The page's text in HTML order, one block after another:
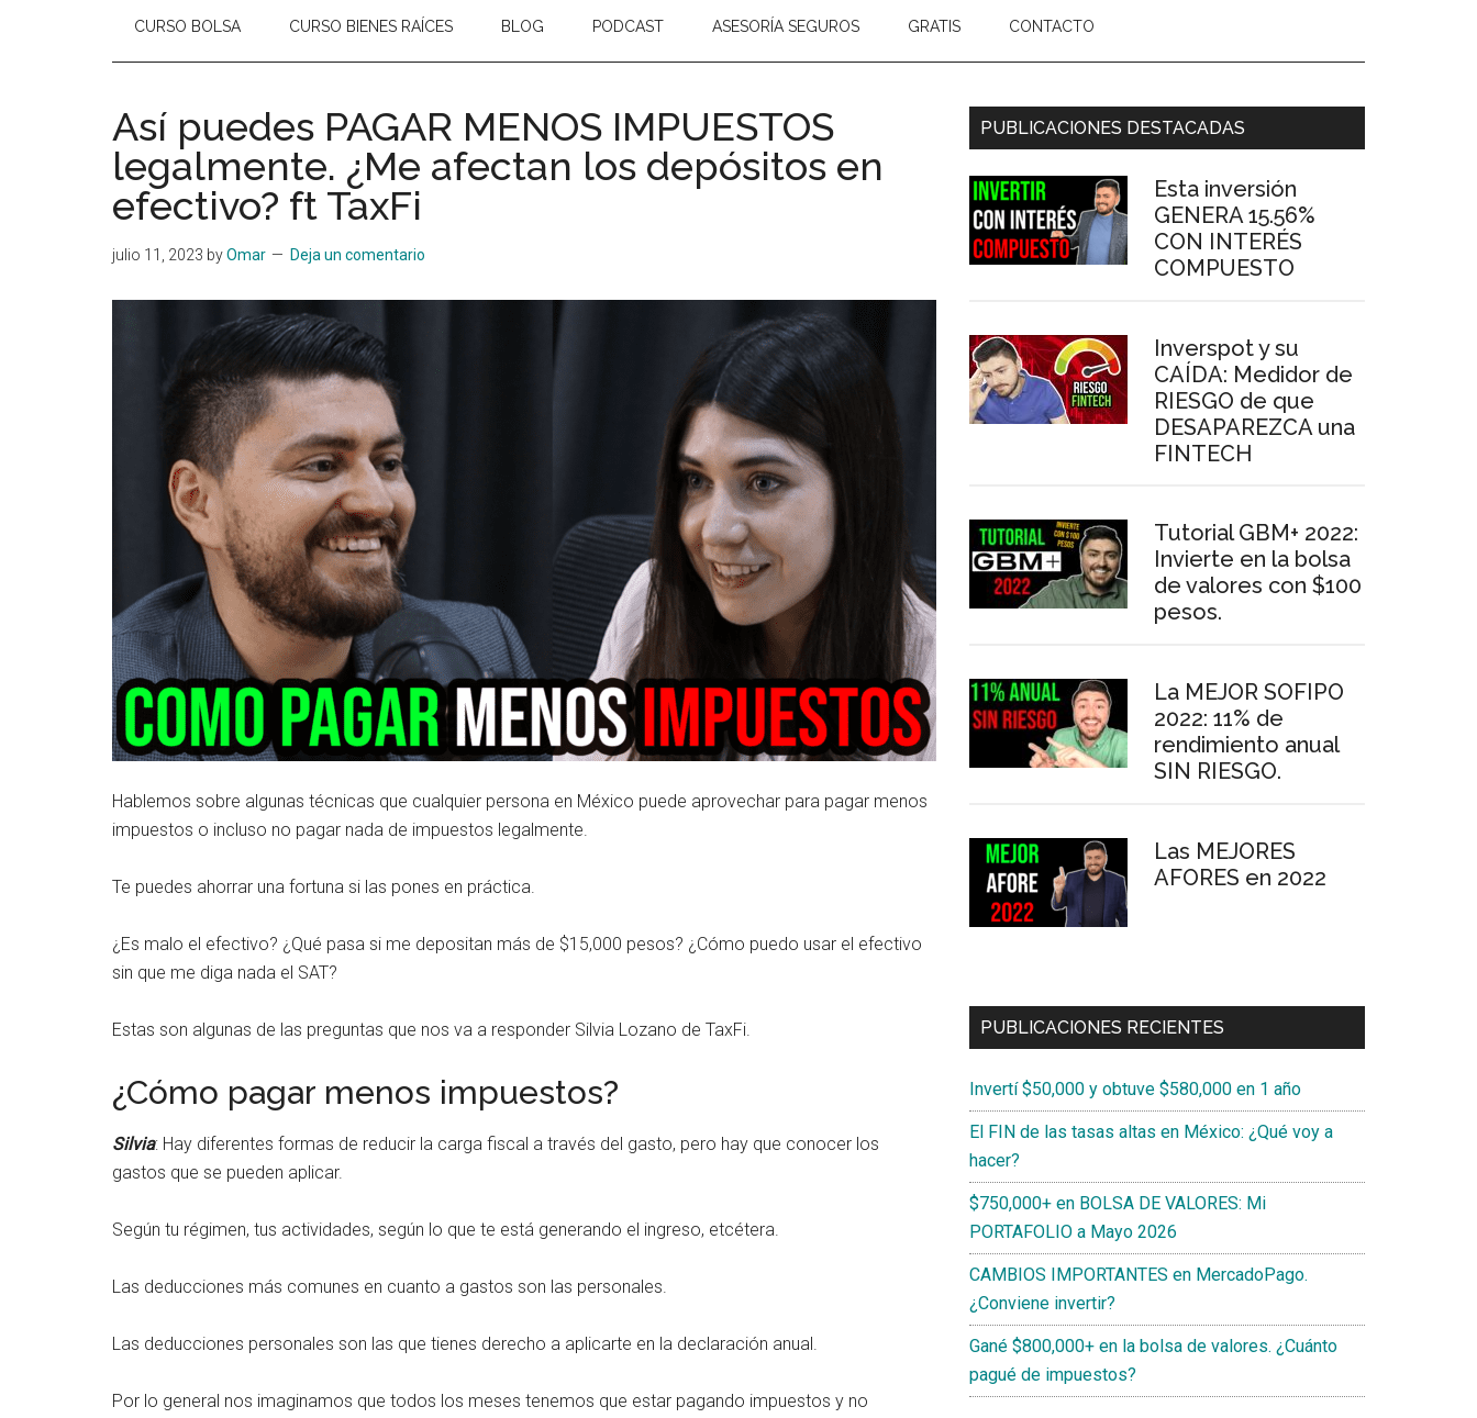
CURSO BOLSA CURSO BIENES RAÍCES BLOG PODCAST ASESORÍA SEGUROS GRATIS CONTACTO
Así puedes PAGAR MENOS IMPUESTOS
legalmente. ¿Me afectan los depósitos en
efectivo? ft TaxFi
julio 11, 2023 byOmar Deja un comentario
Hablemos sobre algunas técnicas que cualquier persona en México puede aprovechar para pagar menos
impuestos o incluso no pagar nada de impuestos legalmente.
Te puedes ahorrar una fortuna si las pones en práctica.
¿Es malo el efectivo? ¿Qué pasa si me depositan más de $15,000 pesos? ¿Cómo puedo usar el efectivo
sin que me diga nada el SAT?
Estas son algunas de las preguntas que nos va a responder Silvia Lozano de TaxFi.
¿Cómo pagar menos impuestos?
Silvia: Hay diferentes formas de reducir la carga fiscal a través del gasto, pero hay que conocer los
gastos que se pueden aplicar.
Según tu régimen, tus actividades, según lo que te está generando el ingreso, etcétera.
Las deducciones más comunes en cuanto a gastos son las personales.
Las deducciones personales son las que tienes derecho a aplicarte en la declaración anual.
Por lo general nos imaginamos que todos los meses tenemos que estar pagando impuestos y no
Barra
principal
PUBLICACIONES DESTACADAS
Esta inversión
GENERA 15.56%
CON INTERÉS
COMPUESTO
Inverspot y su
CAÍDA: Medidor de
RIESGO de que
DESAPAREZCA una
FINTECH
Tutorial GBM+ 2022:
Invierte en la bolsa
de valores con $100
pesos.
La MEJOR SOFIPO
2022: 11% de
rendimiento anual
SIN RIESGO.
Las MEJORES
AFORES en 2022
PUBLICACIONES RECIENTES
Invertí $50,000 y obtuve $580,000 en 1 año
El FIN de las tasas altas en México: ¿Qué voy a
hacer?
$750,000+ en BOLSA DE VALORES: Mi
PORTAFOLIO a Mayo 2026
CAMBIOS IMPORTANTES en MercadoPago.
¿Conviene invertir?
Gané $800,000+ en la bolsa de valores. ¿Cuánto
pagué de impuestos?